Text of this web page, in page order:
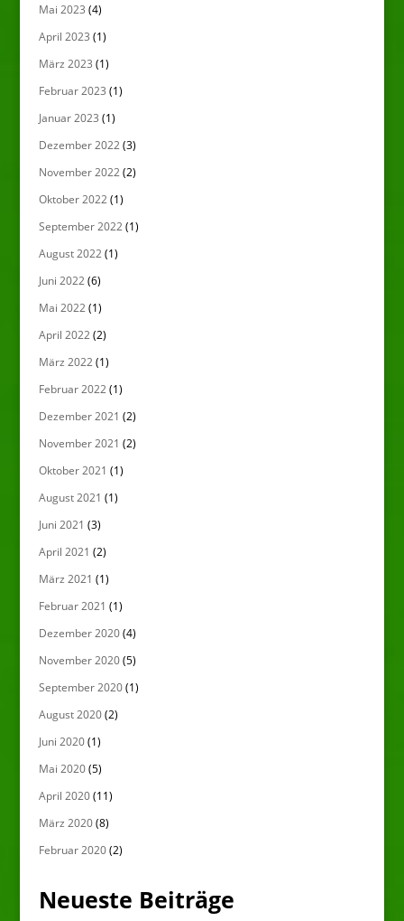
Mai 2023 (4)
April 2023 (1)
März 2023 (1)
Februar 2023 (1)
Januar 2023 (1)
Dezember 2022(3)
November 2022(2)
Oktober 2022(1)
September 2022(1)
August 2022(1)
Juni 2022(6)
Mai 2022(1)
April 2022(2)
März 2022(1)
Februar 2022(1)
Dezember 2021 (2)
November 2021 (2)
Oktober 2021 (1)
August 2021 (1)
Juni 2021 (3)
April 2021 (2)
März 2021 (1)
Februar 2021 (1)
Dezember 2020(4)
November 2020(5)
September 2020(1)
August 2020(2)
Juni 2020(1)
Mai 2020(5)
April 2020(11)
März 2020(8)
Februar 2020(2)
Neueste Beiträge